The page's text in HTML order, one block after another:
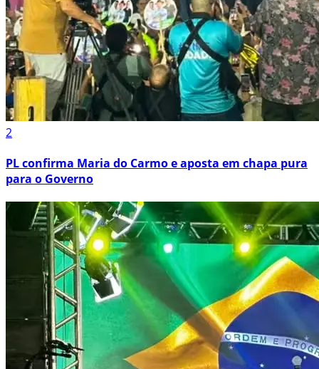
2
PL confirma Maria do Carmo e aposta em chapa pura
para o Governo